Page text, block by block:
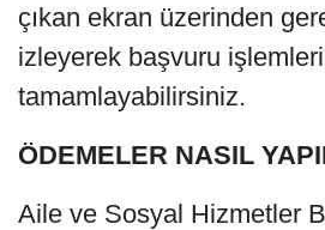
çıkan ekran üzerinden
izleyerek başvuru
tamamlayabilirsiniz.
ÖDEMELER NASIL
Aile ve Sosyal Hizmetler